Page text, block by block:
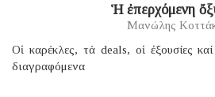
Ἡ ἐπερχόμενη
Μανώλης
Οἱ καρέκλες, τά deals, οἱ ἐξουσίες
διαγραφόμενα